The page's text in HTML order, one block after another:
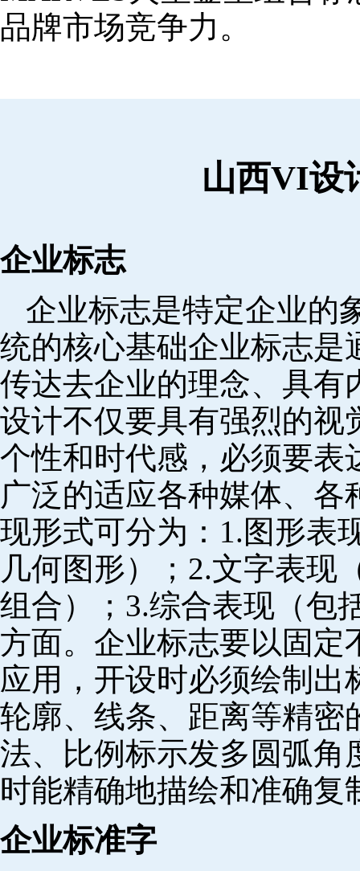
品牌市场竞争力。
山西VI设
企业标志
企业标志是特定企业的
统的核心基础企业标志是
传达去企业的理念、具有
设计不仅要具有强烈的视
个性和时代感，必须要表
广泛的适应各种媒体、
现形式可分为：1.图形表
几何图形）；2.文字表现
组合）；3.综合表现（包
方面。企业标志要以固定
应用，开设时必须绘制
轮廓、线条、距离等精密
法、比例标示发多圆弧角
时能精确地描绘和准确复
企业标准字